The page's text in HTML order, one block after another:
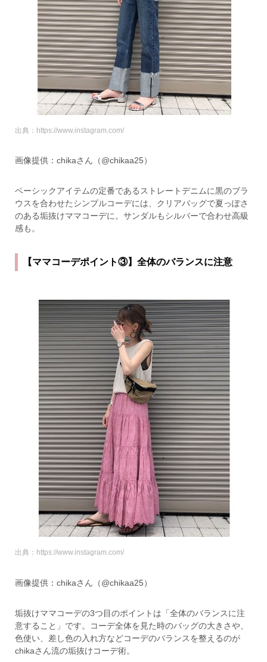
出典：https://www.instagram.com/
画像提供：chikaさん（@chikaa25）
ベーシックアイテムの定番であるストレートデニムに黒のブラ
ウスを合わせたシンプルコーデには、クリアバッグで夏っぽさ
のある垢抜けママコーデに。サンダルもシルバーで合わせ高級
感も。
【ママコーデポイント③】全体のバランスに注意
出典：https://www.instagram.com/
画像提供：chikaさん（@chikaa25）
垢抜けママコーデの3つ目のポイントは「全体のバランスに注
意すること」です。コーデ全体を見た時のバッグの大きさや、
色使い、差し色の入れ方などコーデのバランスを整えるのが
chikaさん流の垢抜けコーデ術。